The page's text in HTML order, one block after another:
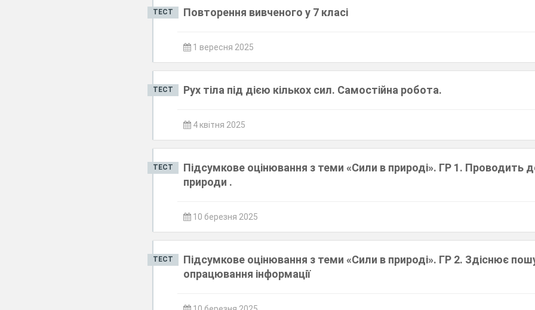
ТЕСТ Повторення вивченого у 7 класі
1 вересня 2025
ТЕСТ Рух тіла під дією кількох сил. Самостійна робота.
4 квітня 2025
ТЕСТ
Підсумкове оцінювання з теми «Сили в природі». ГР 1. Проводить
природи .
10 березня 2025
ТЕСТ
Підсумкове оцінювання з теми «Сили в природі». ГР 2. Здіснює
опрацювання інформації